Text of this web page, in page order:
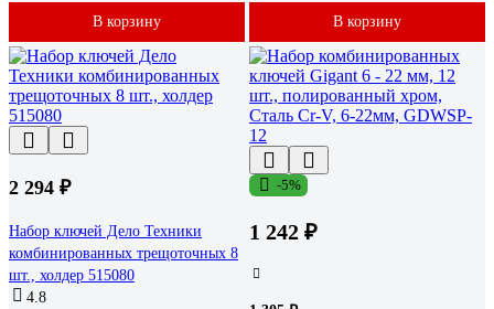
В корзину В корзину
2 294 ₽
Набор ключей Дело Техники
комбинированных трещоточных 8
шт., холдер 515080
4.8
-5%
1 242 ₽